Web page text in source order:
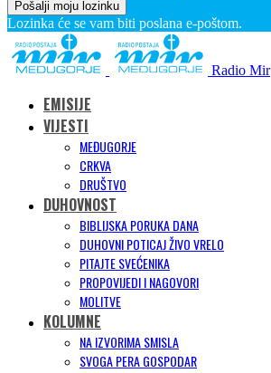
Lozinka će se vam biti poslana e-poštom.
Radio Mir
EMISIJE
VIJESTI
MEĐUGORJE
CRKVA
DRUŠTVO
DUHOVNOST
BIBLIJSKA PORUKA DANA
DUHOVNI POTICAJ ŽIVO VRELO
PITAJTE SVEĆENIKA
PROPOVIJEDI I NAGOVORI
MOLITVE
KOLUMNE
NA IZVORIMA SMISLA
SVOGA PERA GOSPODAR